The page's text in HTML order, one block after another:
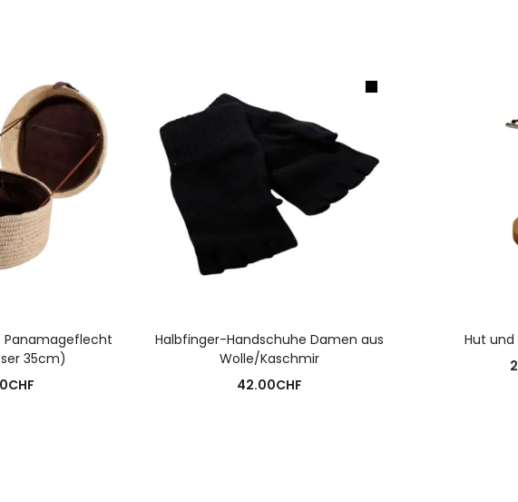
Panamageflecht
35cm)
CHF
Halbfinger-Handschuhe Damen aus
Wolle/Kaschmir
42.00CHF
Hut und